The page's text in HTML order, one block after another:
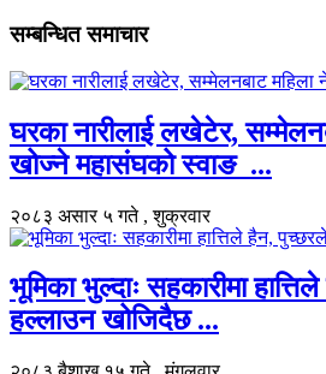
सम्बन्धित समाचार
घरका नारीलाई लखेटेर,
खोज्ने महासंघको स्वाङ ...
२०८३ असार ५ गते , शुक्रवार
भूमिका भुल्दाः सहकारीमा
हल्लाउन खोजिदैछ ...